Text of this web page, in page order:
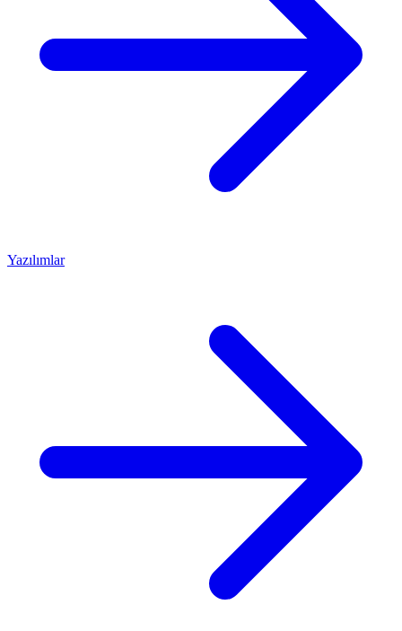
Yazılımlar